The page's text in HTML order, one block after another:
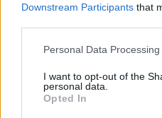
Downstream Participants that
Personal Data
I want to opt-out of the
personal data.
Opted In
Hybris Brewery har precis
sortimentet, men ölen har
– Vi har bryggt hos Carlstad
Systembolag, säger Daniel
Han är en av fyra personer
tre är Robert Wattjersson,
Tellstedt.